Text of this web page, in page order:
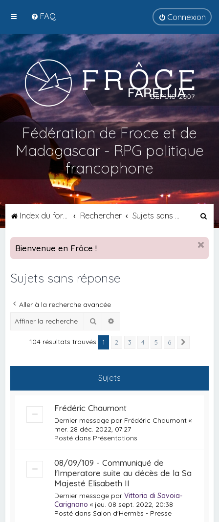
FAQ Connexion
Fédération de Froce et de
Madagascar - RPG politique
francophone
Index du forum Rechercher
c
h
Bienvenue en Frôce !
Sujets sans réponse
Aller à la recherche avancée
Rechercher
104 résultats trouvés 1 2 3 4 5 6
Sujets
Frédéric Chaumont
Dernier message par Frédéric Chaumont «
mer. 28 déc. 2022, 07:27
Posté dans Présentations
08/09/109 - Communiqué de
l'Imperatore suite au décès de la Sa
Majesté Elisabeth II
Dernier message parVittorio di Savoia-
Carignano « jeu. 08 sept. 2022, 20:38
Posté dansSalon d'Hermès - Presse